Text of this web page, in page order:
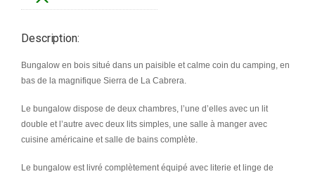
Description:
Bungalow en bois situé dans un paisible et calme coin du camping, en
bas de la magnifique Sierra de La Cabrera.
Le bungalow dispose de deux chambres, l’une d’elles avec un lit
double et l’autre avec deux lits simples, une salle à manger avec
cuisine américaine et salle de bains complète.
Le bungalow est livré complètement équipé avec literie et linge de